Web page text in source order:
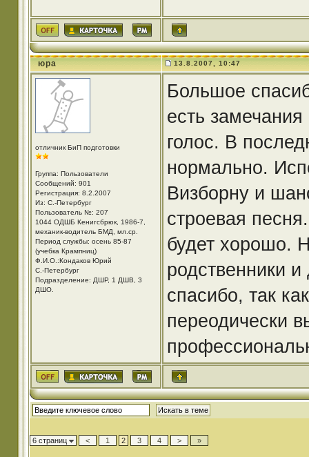
юра 13.8.2007, 10:47
отличник БиП подготовки
Группа: Пользователи
Сообщений: 901
Регистрация: 8.2.2007
Из: С.-Петербург
Пользователь №: 207
1044 ОДШБ Кенигсбрюк, 1986-7,
механик-водитель БМД, мл.ср.
Период службы: осень 85-87
(учебка Крампниц)
Ф.И.О.:Кондаков Юрий
С.-Петербург
Подразделение: ДШР, 1 ДШВ, 3
ДШО.
Большое
есть
голос. В
нормально.
Визборну и
строевая
будет хорошо.
родственники
спасибо, так
переодически
6 страниц < 1 2 3 4 > »